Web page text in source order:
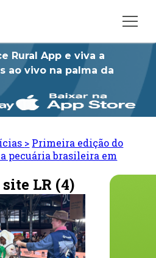
Rural App e viva a
ao vivo na palma da
> Primeira edição do
pecuária brasileira em
LR (4)